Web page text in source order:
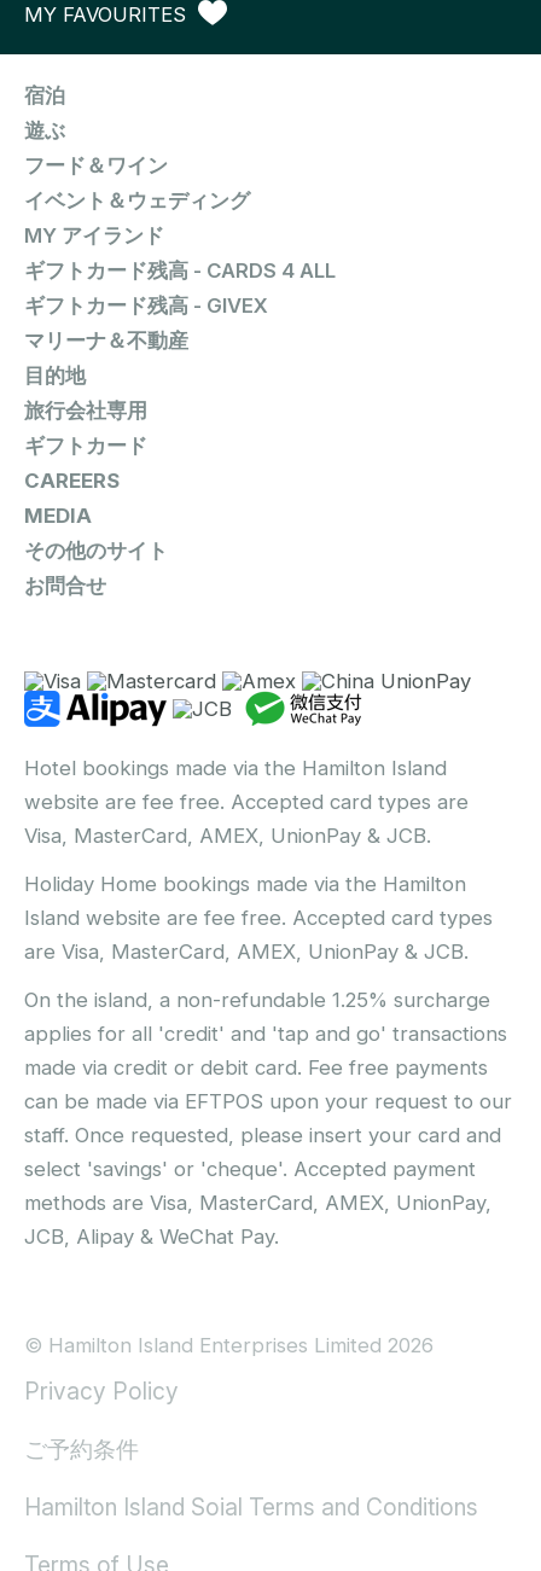
MY FAVOURITES
宿泊
遊ぶ
フード＆ワイン
イベント＆ウェディング
MY アイランド
ギフトカード残高 - CARDS 4 ALL
ギフトカード残高 - GIVEX
マリーナ＆不動産
目的地
旅行会社専用
ギフトカード
CAREERS
MEDIA
その他のサイト
お問合せ
Hotel bookings made via the Hamilton Island
website are fee free. Accepted card types are
Visa, MasterCard, AMEX, UnionPay & JCB.
Holiday Home bookings made via the Hamilton
Island website are fee free. Accepted card types
are Visa, MasterCard, AMEX, UnionPay & JCB.
On the island, a non-refundable 1.25% surcharge
applies for all 'credit' and 'tap and go' transactions
made via credit or debit card. Fee free payments
can be made via EFTPOS upon your request to our
staff. Once requested, please insert your card and
select 'savings' or 'cheque'. Accepted payment
methods are Visa, MasterCard, AMEX, UnionPay,
JCB, Alipay & WeChat Pay.
© Hamilton Island Enterprises Limited 2026
Privacy Policy
ご予約条件
Hamilton Island Soial Terms and Conditions
Terms of Use